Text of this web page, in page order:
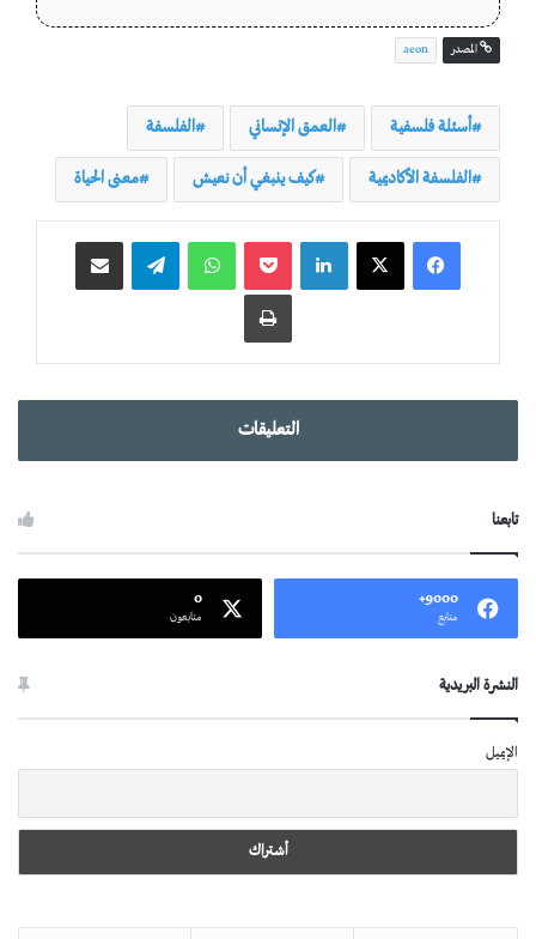
المصدر aeon
أسئلة فلسفية العمق الإنساني الفلسفة
الفلسفة الأكاديمية كيف ينبغي أن نعيش معنى الحياة
واتساب
التعليقات
تابعنا
9000+
متابع
0
متابعون
النشرة البريدية
الإيميل